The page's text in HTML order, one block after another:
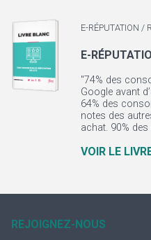
E-RÉPUTATION /
E-
"74% des
Google avant
64% des
notes des
achat. 90%
VOIR LE
REJOIGNEZ-NOUS